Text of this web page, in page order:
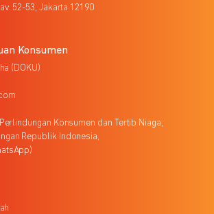
52-53, Jakarta 12190
Konsumen
(DOKU)
Konsumen dan Tertib Niaga,
Republik Indonesia,